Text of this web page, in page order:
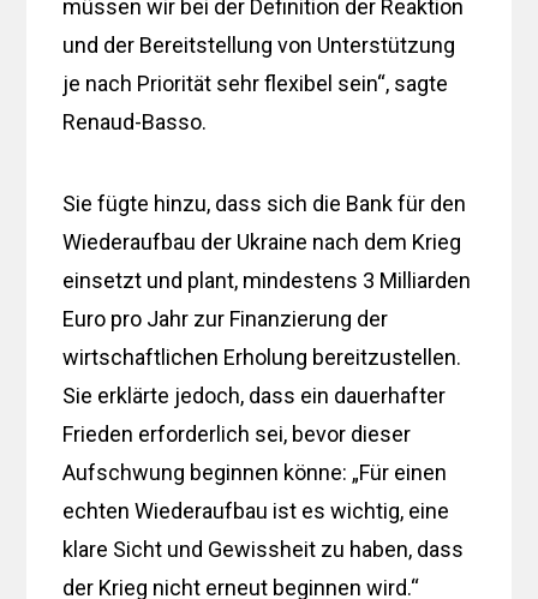
müssen wir bei der Definition der Reaktion
und der Bereitstellung von Unterstützung
je nach Priorität sehr flexibel sein“, sagte
Renaud-Basso.
Sie fügte hinzu, dass sich die Bank für den
Wiederaufbau der Ukraine nach dem Krieg
einsetzt und plant, mindestens 3 Milliarden
Euro pro Jahr zur Finanzierung der
wirtschaftlichen Erholung bereitzustellen.
Sie erklärte jedoch, dass ein dauerhafter
Frieden erforderlich sei, bevor dieser
Aufschwung beginnen könne: „Für einen
echten Wiederaufbau ist es wichtig, eine
klare Sicht und Gewissheit zu haben, dass
der Krieg nicht erneut beginnen wird.“